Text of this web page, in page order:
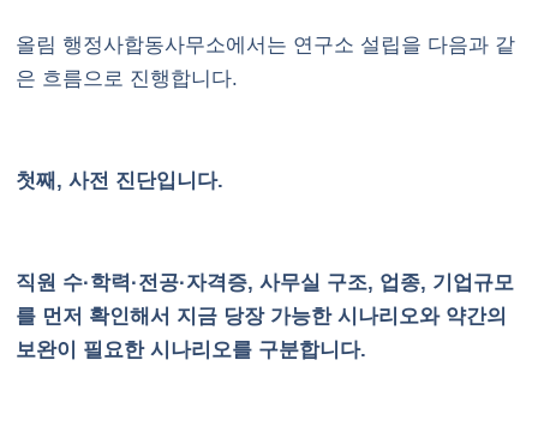
올림 행정사합동사무소에서는 연구소 설립을 다음과 같
은 흐름으로 진행합니다.
첫째, 사전 진단입니다.
직원 수·학력·전공·자격증, 사무실 구조, 업종, 기업규모
를 먼저 확인해서 지금 당장 가능한 시나리오와 약간의
보완이 필요한 시나리오를 구분합니다.